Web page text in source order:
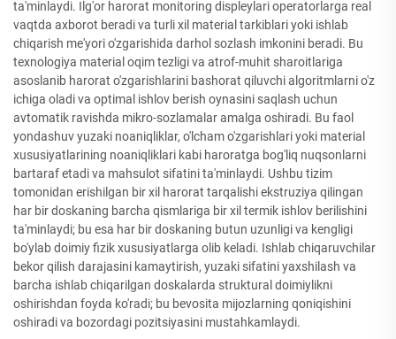
ta'minlaydi. Ilg'or harorat monitoring displeylari operatorlarga real
vaqtda axborot beradi va turli xil material tarkiblari yoki ishlab
chiqarish me'yori o'zgarishida darhol sozlash imkonini beradi. Bu
texnologiya material oqim tezligi va atrof-muhit sharoitlariga
asoslanib harorat o'zgarishlarini bashorat qiluvchi algoritmlarni o'z
ichiga oladi va optimal ishlov berish oynasini saqlash uchun
avtomatik ravishda mikro-sozlamalar amalga oshiradi. Bu faol
yondashuv yuzaki noaniqliklar, o'lcham o'zgarishlari yoki material
xususiyatlarining noaniqliklari kabi haroratga bog'liq nuqsonlarni
bartaraf etadi va mahsulot sifatini ta'minlaydi. Ushbu tizim
tomonidan erishilgan bir xil harorat tarqalishi ekstruziya qilingan
har bir doskaning barcha qismlariga bir xil termik ishlov berilishini
ta'minlaydi; bu esa har bir doskaning butun uzunligi va kengligi
bo'ylab doimiy fizik xususiyatlarga olib keladi. Ishlab chiqaruvchilar
bekor qilish darajasini kamaytirish, yuzaki sifatini yaxshilash va
barcha ishlab chiqarilgan doskalarda struktural doimiylikni
oshirishdan foyda ko'radi; bu bevosita mijozlarning qoniqishini
oshiradi va bozordagi pozitsiyasini mustahkamlaydi.